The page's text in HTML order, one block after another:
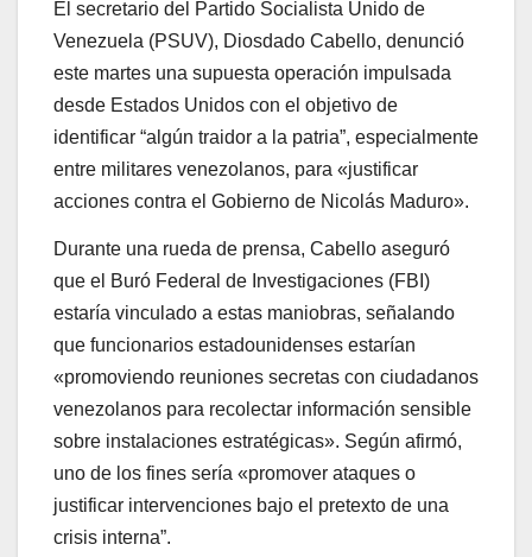
El secretario del Partido Socialista Unido de
Venezuela (PSUV), Diosdado Cabello, denunció
este martes una supuesta operación impulsada
desde Estados Unidos con el objetivo de
identificar “algún traidor a la patria”, especialmente
entre militares venezolanos, para «justificar
acciones contra el Gobierno de Nicolás Maduro».
Durante una rueda de prensa, Cabello aseguró
que el Buró Federal de Investigaciones (FBI)
estaría vinculado a estas maniobras, señalando
que funcionarios estadounidenses estarían
«promoviendo reuniones secretas con ciudadanos
venezolanos para recolectar información sensible
sobre instalaciones estratégicas». Según afirmó,
uno de los fines sería «promover ataques o
justificar intervenciones bajo el pretexto de una
crisis interna”.